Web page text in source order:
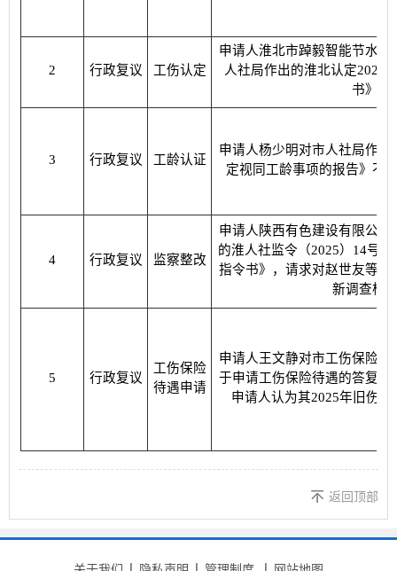
2 行政复议 工伤认定
申请人淮北市踔毅智能节水
人社局作出的淮北认定
书》。
3 行政复议 工龄认证
申请人杨少明对市人社局作
定视同工龄事项的报告》不
4 行政复议 监察整改
申请人陕西有色建设有限公
的淮人社监令（2025）14号
指令书》，请求对赵世友等人
新调查核
5 行政复议
工伤保险
待遇申请
申请人王文静对市工伤保险
于申请工伤保险待遇的答复》
申请人认为其2025年旧伤
返回顶部